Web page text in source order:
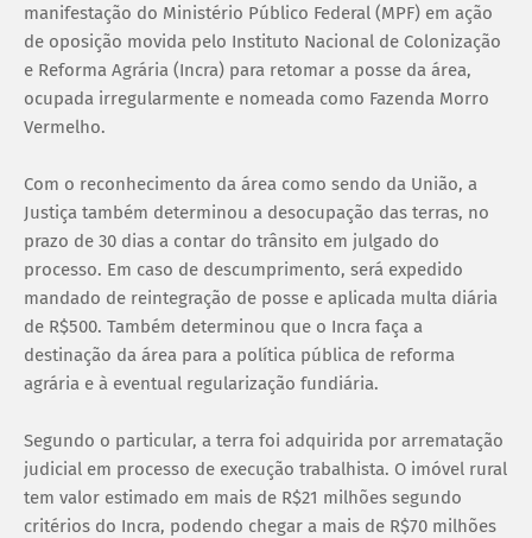
manifestação do Ministério Público Federal (MPF) em ação
de oposição movida pelo Instituto Nacional de Colonização
e Reforma Agrária (Incra) para retomar a posse da área,
ocupada irregularmente e nomeada como Fazenda Morro
Vermelho.
Com o reconhecimento da área como sendo da União, a
Justiça também determinou a desocupação das terras, no
prazo de 30 dias a contar do trânsito em julgado do
processo. Em caso de descumprimento, será expedido
mandado de reintegração de posse e aplicada multa diária
de R$500. Também determinou que o Incra faça a
destinação da área para a política pública de reforma
agrária e à eventual regularização fundiária.
Segundo o particular, a terra foi adquirida por arrematação
judicial em processo de execução trabalhista. O imóvel rural
tem valor estimado em mais de R$21 milhões segundo
critérios do Incra, podendo chegar a mais de R$70 milhões